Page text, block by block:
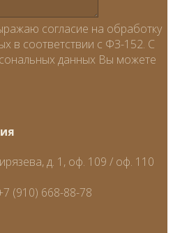
согласие на обработку
в соответствии с ФЗ-152. С
данных Вы можете
д. 1, оф. 109 / оф. 110
(910) 668-88-78